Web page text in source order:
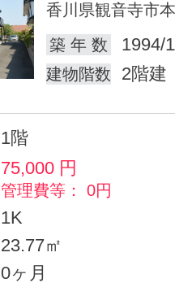
香川県観音寺市
築 年 数
1994/
建物階数 2階建
1階
75,000 円
管理費等： 0円
1K
23.77㎡
0ヶ月